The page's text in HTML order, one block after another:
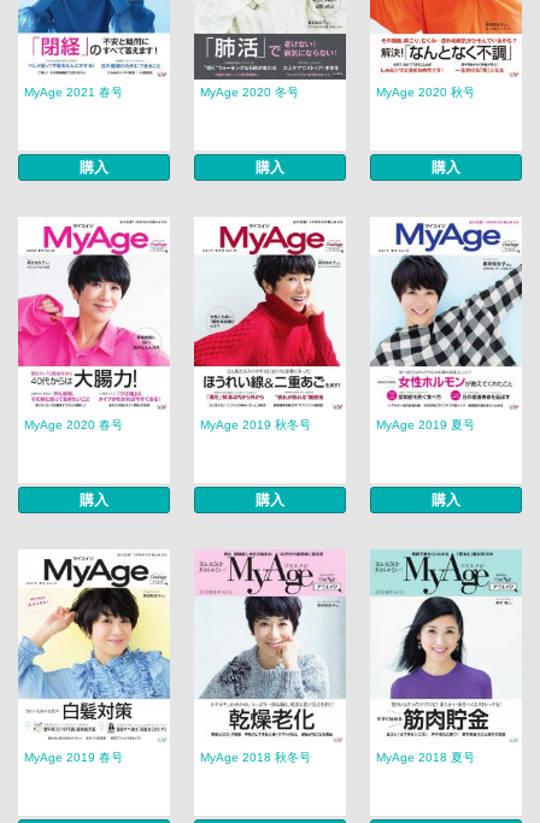
MyAge 2021 春号
購入
MyAge 2020 冬号
購入
MyAge 2020 秋号
購入
MyAge 2020 春号
購入
MyAge 2019 秋冬号
購入
MyAge 2019 夏号
購入
MyAge 2019 春号 MyAge 2018 秋冬号 MyAge 2018 夏号